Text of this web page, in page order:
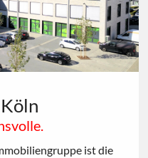
ist die